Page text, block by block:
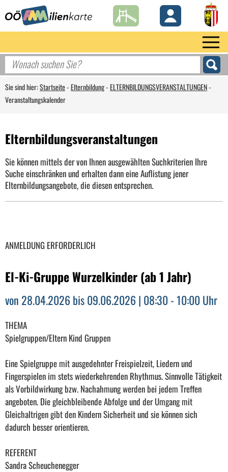
Sie sind hier:Startseite-Elternbildung-ELTERNBILDUNGSVERANSTALTUNGEN-
Veranstaltungskalender
Elternbildungsveranstaltungen
Sie können mittels der von Ihnen ausgewählten Suchkriterien Ihre
Suche einschränken und erhalten dann eine Auflistung jener
Elternbildungsangebote, die diesen entsprechen.
ANMELDUNG ERFORDERLICH
El-Ki-Gruppe Wurzelkinder (ab 1 Jahr)
von 28.04.2026 bis 09.06.2026 | 08:30 - 10:00 Uhr
THEMA
Spielgruppen/Eltern Kind Gruppen
Eine Spielgruppe mit ausgedehnter Freispielzeit, Liedern und
Fingerspielen im stets wiederkehrenden Rhythmus. Sinnvolle Tätigkeit
als Vorbildwirkung bzw. Nachahmung werden bei jedem Treffen
angeboten. Die gleichbleibende Abfolge und der Umgang mit
Gleichaltrigen gibt den Kindern Sicherheit und sie können sich
dadurch besser orientieren.
REFERENT
Sandra Scheuchenegger